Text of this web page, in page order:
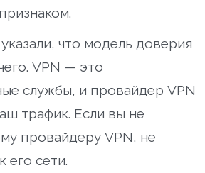
что модель доверия
VPN — это
службы, и провайдер VPN
трафик. Если вы не
провайдеру VPN, не
его сети.